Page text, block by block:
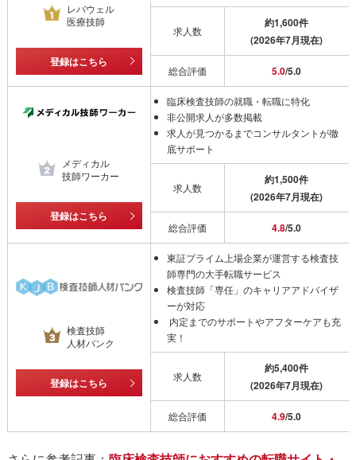
レバウェル
医療技師
登録はこちら
求人数
約1,600件
(2026年7月現在)
総合評価 5.0/5.0
メディカル
技師ワーカー
登録はこちら
臨床検査技師の就職・転職に特化
非公開求人が多数掲載
求人が見つかるまでコンサルタントが徹
底サポート
求人数
約1,500件
(2026年7月現在)
総合評価 4.8/5.0
検査技師
人材バンク
登録はこちら
東証プライム上場企業が運営する検査技
師専門の大手転職サービス
検査技師「専任」のキャリアアドバイザ
ーが対応
内定までのサポートやアフターケアも充
実！
求人数
約5,400件
(2026年7月現在)
総合評価 4.9/5.0